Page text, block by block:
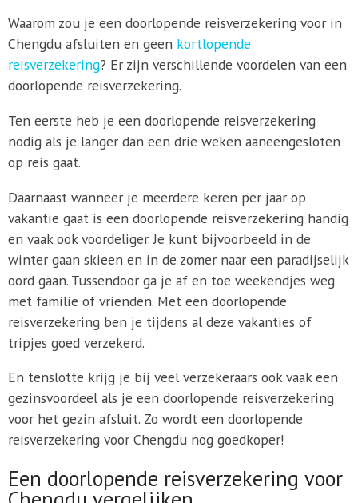
Waarom zou je een doorlopende reisverzekering voor in
Chengdu afsluiten en geen kortlopende
reisverzekering? Er zijn verschillende voordelen van een
doorlopende reisverzekering.
Ten eerste heb je een doorlopende reisverzekering
nodig als je langer dan een drie weken aaneengesloten
op reis gaat.
Daarnaast wanneer je meerdere keren per jaar op
vakantie gaat is een doorlopende reisverzekering handig
en vaak ook voordeliger. Je kunt bijvoorbeeld in de
winter gaan skieen en in de zomer naar een paradijselijk
oord gaan. Tussendoor ga je af en toe weekendjes weg
met familie of vrienden. Met een doorlopende
reisverzekering ben je tijdens al deze vakanties of
tripjes goed verzekerd.
En tenslotte krijg je bij veel verzekeraars ook vaak een
gezinsvoordeel als je een doorlopende reisverzekering
voor het gezin afsluit. Zo wordt een doorlopende
reisverzekering voor Chengdu nog goedkoper!
Een doorlopende reisverzekering voor